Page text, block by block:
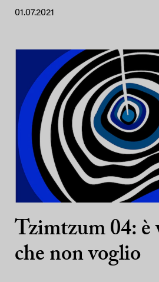
01.07.2021
Tzimtzum 04: è
che non voglio